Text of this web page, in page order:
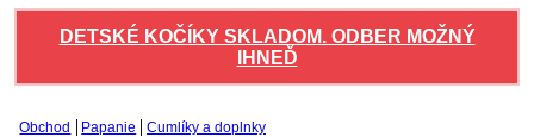
DETSKÉ KOČÍKY SKLADOM. ODBER MOŽNÝ
IHNEĎ
Obchod Papanie Cumlíky a doplnky